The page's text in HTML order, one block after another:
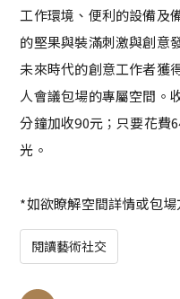
工作環境、便利的設備及
的堅果與裝滿刺激與創意
未來時代的創意工作者獲
人會議包場的專屬空間。
分鐘加收90元；只要花費
光。
*如欲瞭解空間詳情或包
閱讀藝術社交